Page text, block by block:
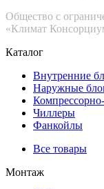
Общество с
«Климат
Каталог
Внутренние
Наружные
Чиллеры
Фанкойлы
Все товары
Монтаж